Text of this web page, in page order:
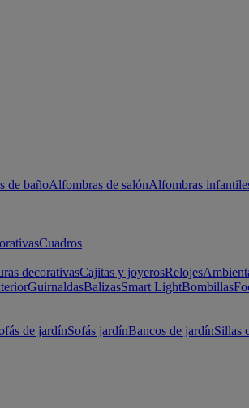
de bañoAlfombras de salónAlfombras
Cuadros
decorativasCajitas y joyerosRelojes
GuirnaldasBalizasSmart LightBombillas
de jardínSofás jardínBancos de jardínSillas